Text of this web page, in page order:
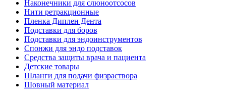
Наконечники для слюноотсосов
Нити ретракционные
Пленка Диплен Дента
Подставки для боров
Подставки для эндоинструментов
Спонжи для эндо подставок
Средства защиты врача и пациента
Детские товары
Шланги для подачи физраствора
Шовный материал